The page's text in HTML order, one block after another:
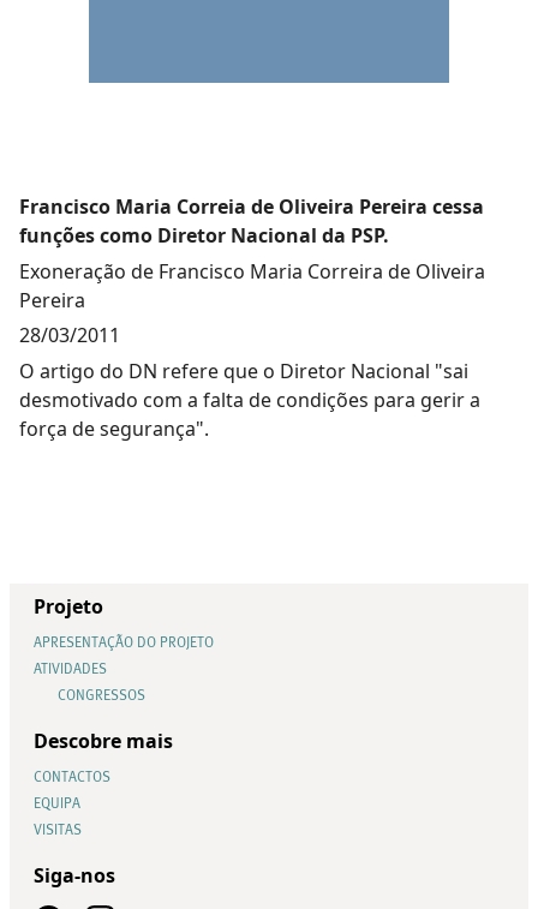
Francisco Maria Correia de Oliveira Pereira cessa
funções como Diretor Nacional da PSP.
Exoneração de Francisco Maria Correira de Oliveira
Pereira
28/03/2011
O artigo do DN refere que o Diretor Nacional "sai
desmotivado com a falta de condições para gerir a
força de segurança".
Projeto
APRESENTAÇÃO DO PROJETO
ATIVIDADES
CONGRESSOS
Descobre mais
CONTACTOS
EQUIPA
VISITAS
Siga-nos